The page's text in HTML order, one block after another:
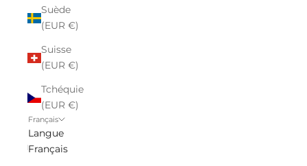
Suède
(EUR €)
Suisse
(EUR €)
Tchéquie
(EUR €)
Français
Langue
Français